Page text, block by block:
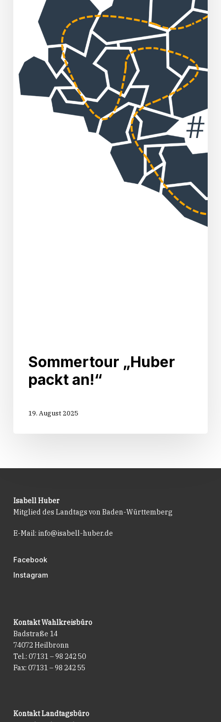
Sommertour „Huber
packt an!“
19. August 2025
Isabell Huber
Mitglied des Landtags von Baden-Württemberg
E-Mail: info@isabell-huber.de
Facebook
Instagram
Kontakt Wahlkreisbüro
Badstraße 14
74072 Heilbronn
Tel.: 07131 – 98 242 50
Fax: 07131 – 98 242 55
Kontakt Landtagsbüro